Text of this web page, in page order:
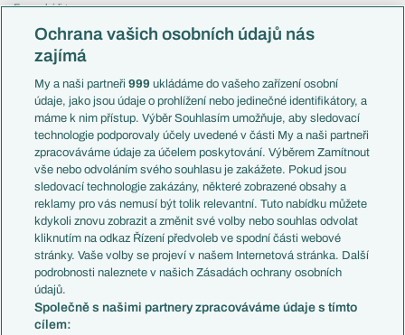
Evropská liga
Mistrovství světa
Liga národů
Témata
Představení týmů MS
EuroSkauting
PL v kostce
Evropské koeficienty
Přestupy
Přestupové spekulace
Zranění
Kluby
Arsenal FC
Chelsea FC
Manchester United
AC Milán
Česko
Francie
Itálie
Německo
Španělsko
Argentina
Brazílie
Přestupy
Zápasy
Livescore
Tipovací soutěž
Ochrana vašich osobních údajů nás
zajímá
My a naši partneři999 ukládáme do vašeho zařízení osobní
údaje, jako jsou údaje o prohlížení nebo jedinečné identifikátory, a
máme k nim přístup. Výběr Souhlasím umožňuje, aby sledovací
technologie podporovaly účely uvedené v části My a naši partneři
zpracováváme údaje za účelem poskytování. Výběrem Zamítnout
vše nebo odvoláním svého souhlasu je zakážete. Pokud jsou
sledovací technologie zakázány, některé zobrazené obsahy a
reklamy pro vás nemusí být tolik relevantní. Tuto nabídku můžete
kdykoli znovu zobrazit a změnit své volby nebo souhlas odvolat
kliknutím na odkaz Řízení předvoleb ve spodní části webové
stránky. Vaše volby se projeví v našem Internetová stránka. Další
podrobnosti naleznete v našich Zásadách ochrany osobních
údajů.
Společně s našimi partnery zpracováváme údaje s tímto
cílem: